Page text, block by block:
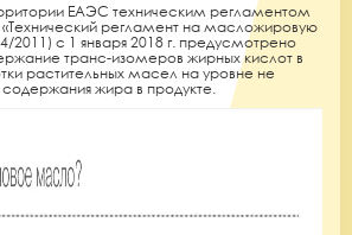
ЕАЭС техническим регламентом
регламент на масложировую
2011) с 1 января 2018 г. предусмотрено
транс-изомеров жирных кислот в
растительных масел на уровне не
жира в продукте.